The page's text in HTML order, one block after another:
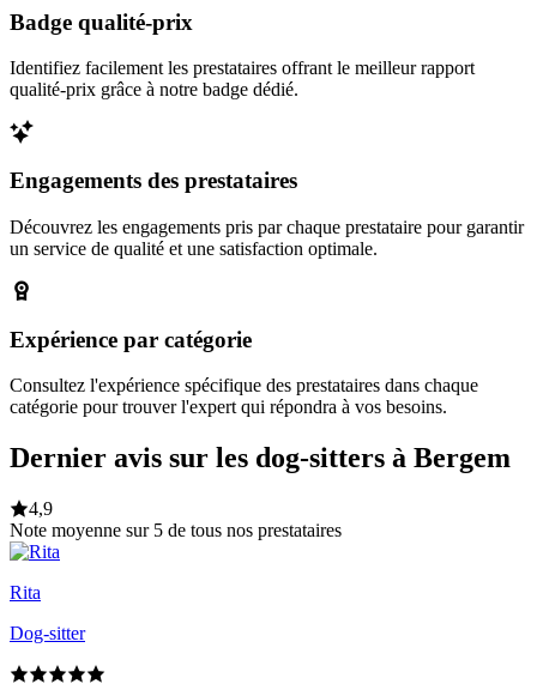
Badge qualité-prix
Identifiez facilement les prestataires offrant le meilleur rapport
qualité-prix grâce à notre badge dédié.
Engagements des prestataires
Découvrez les engagements pris par chaque prestataire pour garantir
un service de qualité et une satisfaction optimale.
Expérience par catégorie
Consultez l'expérience spécifique des prestataires dans chaque
catégorie pour trouver l'expert qui répondra à vos besoins.
Dernier avis sur les dog-sitters à Bergem
4,9
Note moyenne sur 5 de tous nos prestataires
Rita
Dog-sitter